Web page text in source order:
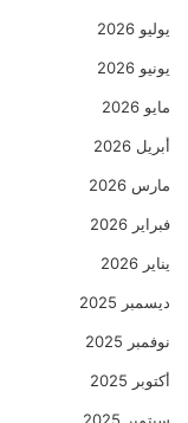
يوليو 2026
يونيو 2026
مايو 2026
أبريل 2026
مارس 2026
فبراير 2026
يناير 2026
ديسمبر 2025
نوفمبر 2025
أكتوبر 2025
سبتمبر 2025